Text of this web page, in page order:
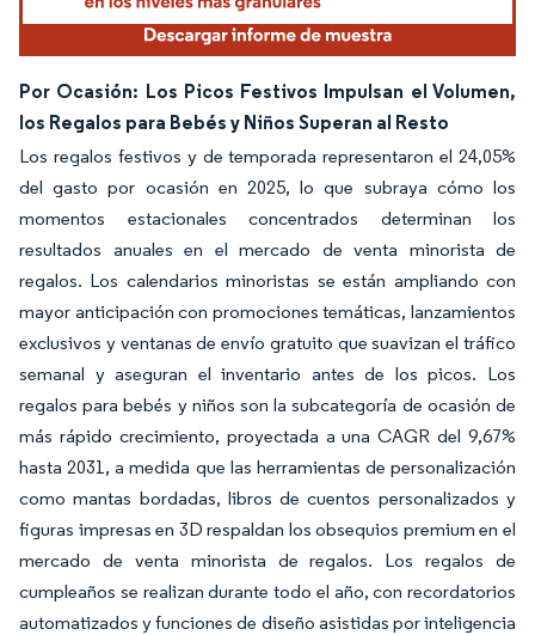
Por Ocasión: Los Picos Festivos Impulsan el Volumen,
los Regalos para Bebés y Niños Superan al Resto
Los regalos festivos y de temporada representaron el 24,05%
del gasto por ocasión en 2025, lo que subraya cómo los
momentos estacionales concentrados determinan los
resultados anuales en el mercado de venta minorista de
regalos. Los calendarios minoristas se están ampliando con
mayor anticipación con promociones temáticas, lanzamientos
exclusivos y ventanas de envío gratuito que suavizan el tráfico
semanal y aseguran el inventario antes de los picos. Los
regalos para bebés y niños son la subcategoría de ocasión de
más rápido crecimiento, proyectada a una CAGR del 9,67%
hasta 2031, a medida que las herramientas de personalización
como mantas bordadas, libros de cuentos personalizados y
figuras impresas en 3D respaldan los obsequios premium en el
mercado de venta minorista de regalos. Los regalos de
cumpleaños se realizan durante todo el año, con recordatorios
automatizados y funciones de diseño asistidas por inteligencia